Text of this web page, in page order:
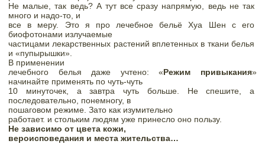
Не малые, так ведь? А тут все сразу напрямую, ведь не так
много и надо-то, и
все в меру. Это я про лечебное бельё Хуа Шен с его
биофотонами излучаемые
частицами лекарственных растений вплетенных в ткани белья
и «пупырышки».
В применении
лечебного белья даже учтено: «Режим привыкания»
начинайте применять по чуть-чуть
10 минуточек, а завтра чуть больше. Не спешите, а
последовательно, понемногу, в
пошаговом режиме. Зато как изумительно
работает. и стольким людям уже принесло оно пользу.
Не зависимо от цвета кожи,
вероисповедания и места жительства…